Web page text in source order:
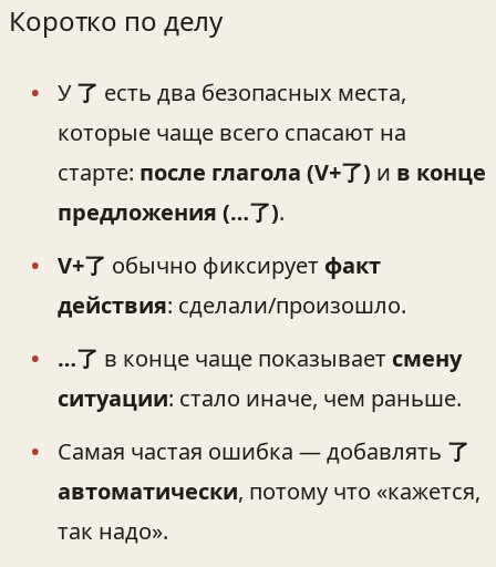
Коротко по делу
У了 есть два безопасных места,
которые чаще всего спасают на
старте: после глагола (V+了) и в конце
предложения (…了).
V+了 обычно фиксирует факт
действия: сделали/произошло.
…了 в конце чаще показывает смену
ситуации: стало иначе, чем раньше.
Самая частая ошибка — добавлять 了
автоматически, потому что «кажется,
так надо».